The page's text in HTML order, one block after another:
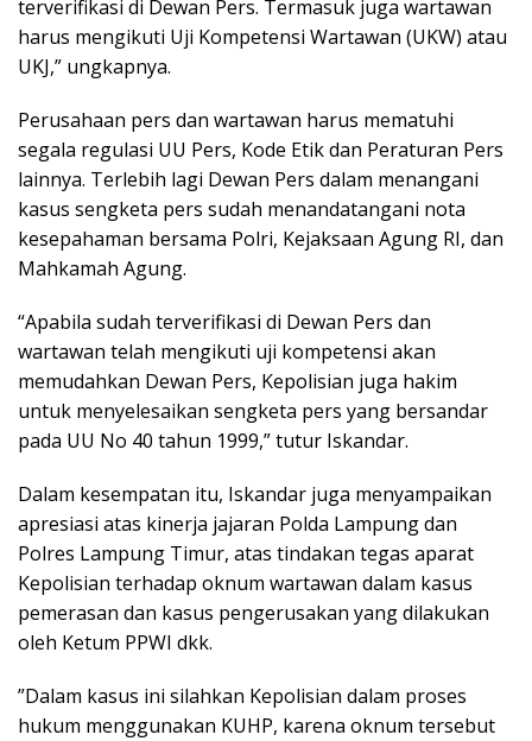
terverifikasi di Dewan Pers. Termasuk juga wartawan
harus mengikuti Uji Kompetensi Wartawan (UKW) atau
UKJ,” ungkapnya.
Perusahaan pers dan wartawan harus mematuhi
segala regulasi UU Pers, Kode Etik dan Peraturan Pers
lainnya. Terlebih lagi Dewan Pers dalam menangani
kasus sengketa pers sudah menandatangani nota
kesepahaman bersama Polri, Kejaksaan Agung RI, dan
Mahkamah Agung.
“Apabila sudah terverifikasi di Dewan Pers dan
wartawan telah mengikuti uji kompetensi akan
memudahkan Dewan Pers, Kepolisian juga hakim
untuk menyelesaikan sengketa pers yang bersandar
pada UU No 40 tahun 1999,” tutur Iskandar.
Dalam kesempatan itu, Iskandar juga menyampaikan
apresiasi atas kinerja jajaran Polda Lampung dan
Polres Lampung Timur, atas tindakan tegas aparat
Kepolisian terhadap oknum wartawan dalam kasus
pemerasan dan kasus pengerusakan yang dilakukan
oleh Ketum PPWI dkk.
”Dalam kasus ini silahkan Kepolisian dalam proses
hukum menggunakan KUHP, karena oknum tersebut